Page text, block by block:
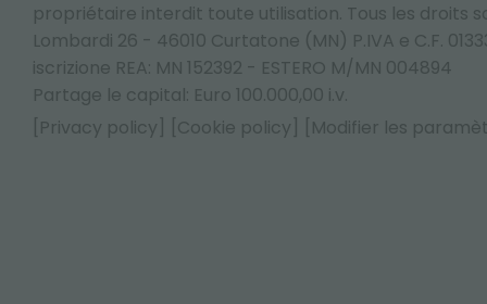
propriétaire interdit toute utilisation. Tous les droits
Lombardi 26 - 46010 Curtatone (MN) P.IVA e C.F.
iscrizione REA: MN 152392 - ESTERO M/MN 004894
Partage le capital: Euro 100.000,00 i.v.
[Privacy policy]
[Cookie policy] [Modifier les